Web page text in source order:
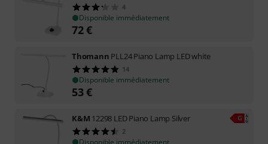
4
Disponible immédiatement
72€
Thomann PLL24 Piano Lamp LED white
14
Disponible immédiatement
53€
K&M 12298 LED Piano Lamp Silver
2
Disponible immédiatement